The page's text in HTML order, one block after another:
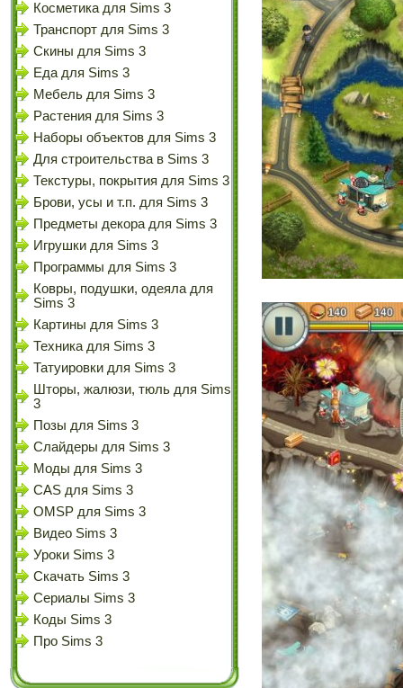
Косметика для Sims 3
Транспорт для Sims 3
Скины для Sims 3
Еда для Sims 3
Мебель для Sims 3
Растения для Sims 3
Наборы объектов для Sims 3
Для строительства в Sims 3
Текстуры, покрытия для Sims 3
Брови, усы и т.п. для Sims 3
Предметы декора для Sims 3
Игрушки для Sims 3
Программы для Sims 3
Ковры, подушки, одеяла для
Sims 3
Картины для Sims 3
Техника для Sims 3
Татуировки для Sims 3
Шторы, жалюзи, тюль для Sims
3
Позы для Sims 3
Слайдеры для Sims 3
Моды для Sims 3
CAS для Sims 3
OMSP для Sims 3
Видео Sims 3
Уроки Sims 3
Скачать Sims 3
Сериалы Sims 3
Коды Sims 3
Про Sims 3